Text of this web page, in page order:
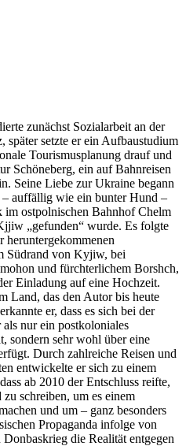
zunächst Sozialarbeit an der
setzte er ein Aufbaustudium
Tourismusplanung drauf und
Schöneberg, ein auf Bahnreisen
Seine Liebe zur Ukraine begann
– auffällig wie ein bunter Hund –
ostpolnischen Bahnhof Chelm
„gefunden“ wurde. Es folgte
heruntergekommenen
Südrand von Kyjiw, bei
und fürchterlichem Borshch,
Einladung auf eine Hochzeit.
Land, das den Autor bis heute
er, dass es sich bei der
nur ein postkoloniales
sondern sehr wohl über eine
Durch zahlreiche Reisen und
entwickelte er sich zu einem
ab 2010 der Entschluss reifte,
schreiben, um es einem
und um – ganz besonders
Propaganda infolge von
die Realität entgegen